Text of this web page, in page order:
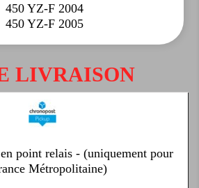
450 YZ-F 2004
450 YZ-F 2005
LIVRAISON
point relais - (uniquement pour
Métropolitaine)